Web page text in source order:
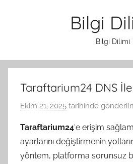
Bilgi
Bilgi Dilimi
Taraftarium24 DNS
Ekim 21, 2025 tarihinde
Taraftarium24‘e erişim
ayarlarını değiştirmenin
yöntem, platforma sorunsuz